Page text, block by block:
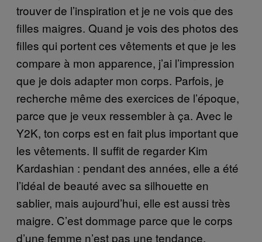
trouver de l’inspiration et je ne vois que des
filles maigres. Quand je vois des photos des
filles qui portent ces vêtements et que je les
compare à mon apparence, j’ai l’impression
que je dois adapter mon corps. Parfois, je
recherche même des exercices de l’époque,
parce que je veux ressembler à ça. Avec le
Y2K, ton corps est en fait plus important que
les vêtements. Il suffit de regarder Kim
Kardashian : pendant des années, elle a été
l’idéal de beauté avec sa silhouette en
sablier, mais aujourd’hui, elle est aussi très
maigre. C’est dommage parce que le corps
d’une femme n’est pas une tendance.